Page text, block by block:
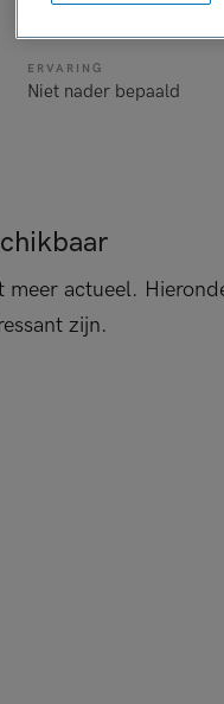
ERVARING
Niet nader bepaald
meer actueel.
zijn.